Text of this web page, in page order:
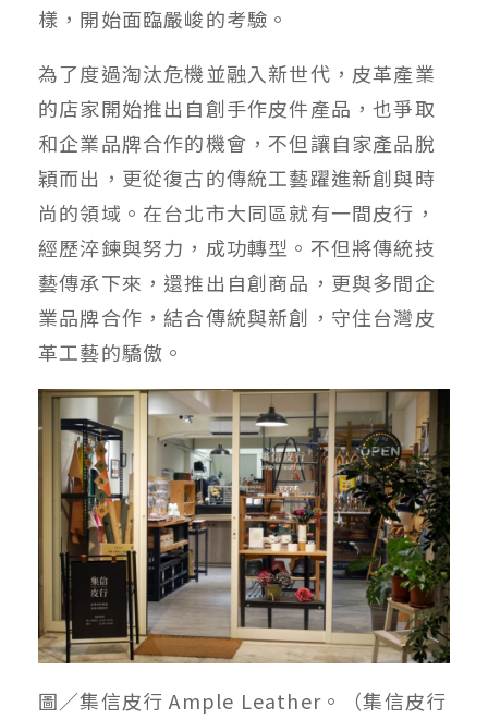
樣，開始面臨嚴峻的考驗。
為了度過淘汰危機並融入新世代，皮革產業
的店家開始推出自創手作皮件產品，也爭取
和企業品牌合作的機會，不但讓自家產品脫
穎而出，更從復古的傳統工藝躍進新創與時
尚的領域。在台北市大同區就有一間皮行，
經歷淬鍊與努力，成功轉型。不但將傳統技
藝傳承下來，還推出自創商品，更與多間企
業品牌合作，結合傳統與新創，守住台灣皮
革工藝的驕傲。
圖／集信皮行 Ample Leather。（集信皮行